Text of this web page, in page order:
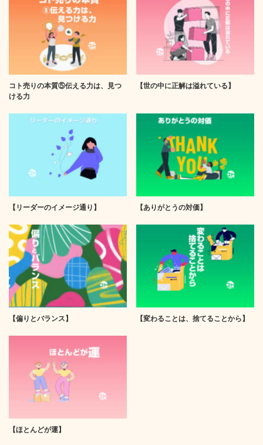
コト売りの本質⑤伝える力は、見つ
ける力
【世の中に正解は溢れている】
【リーダーのイメージ通り】 【ありがとうの対価】
【偏りとバランス】 【変わることは、捨てることから】
【ほとんどが運】